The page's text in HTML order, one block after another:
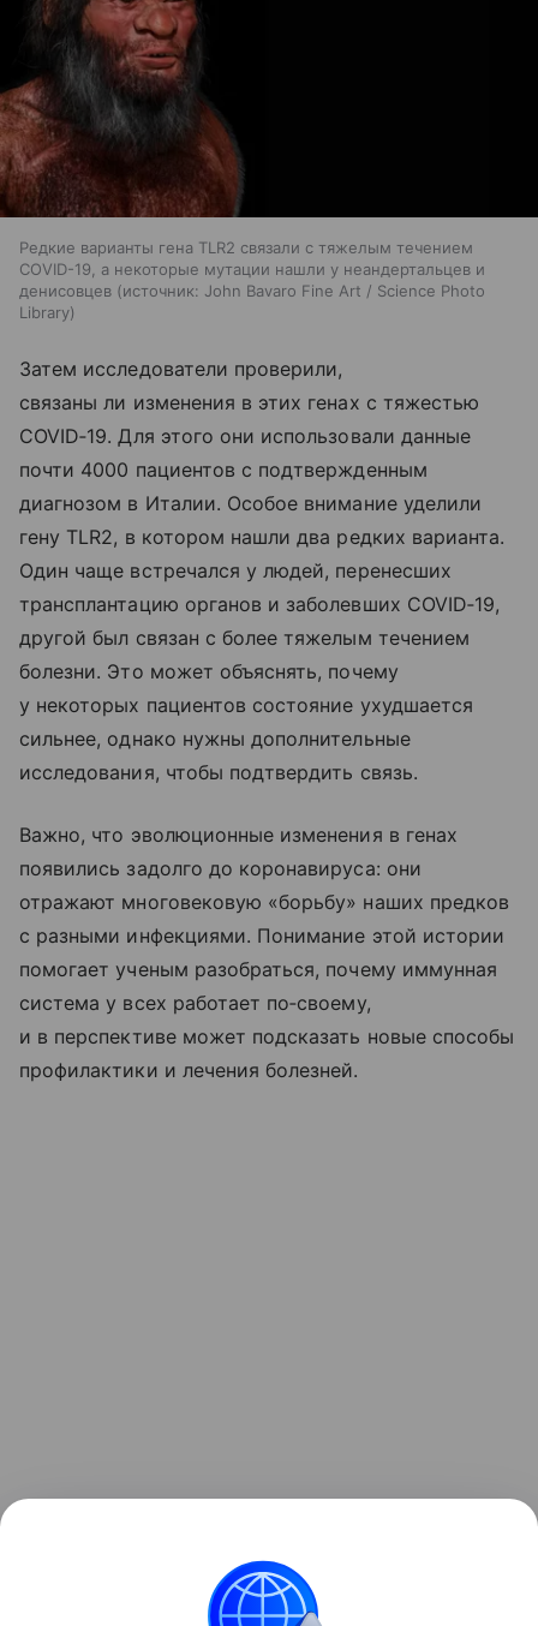
Редкие варианты гена TLR2 связали с тяжелым течением
COVID-19, а некоторые мутации нашли у неандертальцев и
денисовцев
источник: John Bavaro Fine Art / Science Photo
Library
Затем исследователи проверили,
связаны ли изменения в этих генах с тяжестью
COVID‑19. Для этого они использовали данные
почти 4000 пациентов с подтвержденным
диагнозом в Италии. Особое внимание уделили
гену TLR2, в котором нашли два редких варианта.
Один чаще встречался у людей, перенесших
трансплантацию органов и заболевших COVID‑19,
другой был связан с более тяжелым течением
болезни. Это может объяснять, почему
у некоторых пациентов состояние ухудшается
сильнее, однако нужны дополнительные
исследования, чтобы подтвердить связь.
Важно, что эволюционные изменения в генах
появились задолго до коронавируса: они
отражают многовековую «борьбу» наших предков
с разными инфекциями. Понимание этой истории
помогает ученым разобраться, почему иммунная
система у всех работает по‑своему,
и в перспективе может подсказать новые способы
профилактики и лечения болезней.
рассказывала
объяснили проблемы со зрением после COVID-19.